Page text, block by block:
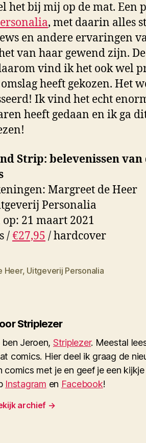
het bij mij op de mat. Een
, met daarin alles
en andere ervaringen
van haar gewend zijn.
vind ik het ook wel
heeft gekozen. Het
Ik vind het echt
heeft gedaan en ik ga
Strip: belevenissen
Margreet de Heer
Personalia
21 maart 2021
/€27,95 / hardcover
Heer, Uitgeverij Personalia
Striplezer
ben Jeroen, Striplezer. Meestal
comics. Hier deel ik graag de
comics met je en geef je een
Instagram en Facebook!
archief →